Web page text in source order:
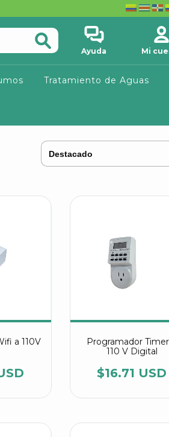
Ayuda Mi
Tratamiento de Aguas
a 110V
Programador
110 V Digital
$16.71 USD